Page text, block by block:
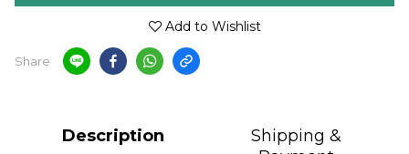
Add to Wishlist
Share
Description
Shipping &